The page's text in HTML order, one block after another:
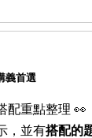
義首選
配重點整理 👀
，並有搭配的